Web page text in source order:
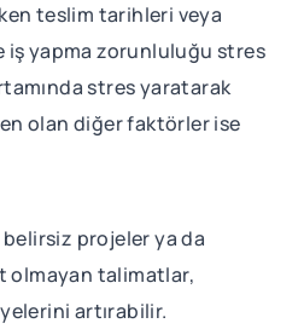
teslim tarihleri veya
iş yapma zorunluluğu stres
stres yaratarak
olan diğer faktörler ise
projeler ya da
olmayan talimatlar,
artırabilir.